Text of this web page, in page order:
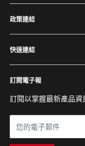
深耕台灣咖啡產業
提供完整設備與專業維
電話：(02) 2504-1425
Email：
公司：104 台北市中
展示間：104 台北市
營業時間：週一至週五
政策連結
隱私權政策
退換貨與退款政策
運送政策
服務條款
快速連結
關於百懋
客戶案例
聯絡我們
常見問題
訂閱電子報
訂閱以掌握最新產品資
您的電子郵件